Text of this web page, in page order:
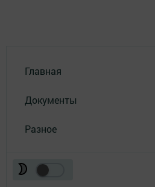
Главная
Документы
Разное